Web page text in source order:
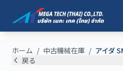
ホーム / 中古機械在庫 / アイダ
戻る